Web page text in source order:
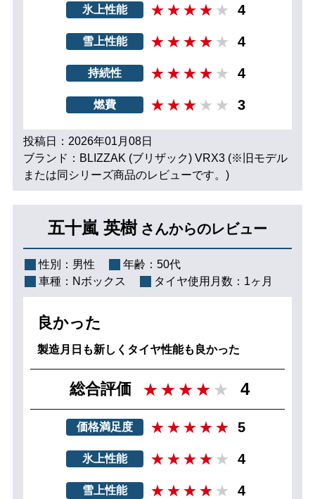
氷上性能 4
雪上性能 4
持続性 4
燃費 3
投稿日：2026年01月08日
ブランド：BLIZZAK (ブリザック) VRX3 (※旧モデル
または同シリーズ商品のレビューです。)
五十嵐 英樹 さんからのレビュー
性別： 男性 年齢： 50代
車種： Nボックス タイヤ使用月数： 1ヶ月
良かった
製造月日も新しくタイヤ性能も良かった
総合評価 4
価格満足度 5
氷上性能 4
雪上性能 4